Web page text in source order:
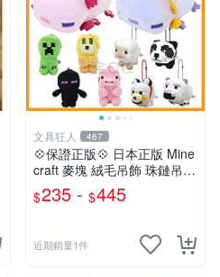
文具狂人 467
💠保證正版💠 日本正版 Mine
craft 麥塊 絨毛吊飾 珠鏈吊飾
包包吊飾 苦力怕 熊貓 蠑螈
六角恐龍 👉 全日控
$235 - $445
近期銷量1件